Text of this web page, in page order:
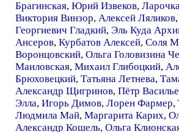
Брагинская, Юрий Извеков,
Виктория Винзор, Алексей Ляликов,
Георгиевич Гладкий, Эль Куда
Ансеров, Курбатов Алексей, Соля
Воронцовский, Ольга Головизина
Маиловская, Михаил Глибоцкий,
Брюховецкий, Татьяна Летнева,
Александр Щигринов, Пётр
Элла, Игорь Димов, Лорен Фармер,
Людмила Май, Маргарита Карих,
Александр Кошель, Ольга